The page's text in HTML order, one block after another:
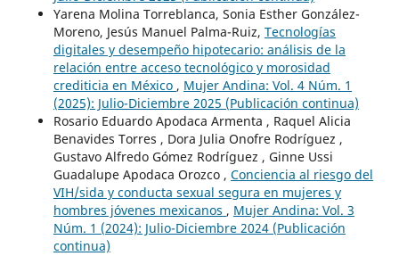
Yarena Molina Torreblanca, Sonia Esther González-
Moreno, Jesús Manuel Palma-Ruiz, Tecnologías
digitales y desempeño hipotecario: análisis de la
relación entre acceso tecnológico y morosidad
crediticia en México , Mujer Andina: Vol. 4 Núm. 1
(2025): Julio-Diciembre 2025 (Publicación continua)
Rosario Eduardo Apodaca Armenta , Raquel Alicia
Benavides Torres , Dora Julia Onofre Rodríguez ,
Gustavo Alfredo Gómez Rodríguez , Ginne Ussi
Guadalupe Apodaca Orozco , Conciencia al riesgo del
VIH/sida y conducta sexual segura en mujeres y
hombres jóvenes mexicanos , Mujer Andina: Vol. 3
Núm. 1 (2024): Julio-Diciembre 2024 (Publicación
continua)